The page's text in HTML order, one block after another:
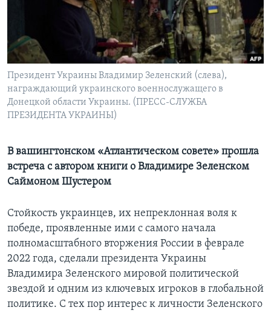
Learning English
СОЦИАЛЬНЫЕ СЕТИ
Языки
Президент Украины Владимир Зеленский (слева),
награждающий украинского военнослужащего в
Донецкой области Украины. (ПРЕСС-СЛУЖБА
ПРЕЗИДЕНТА УКРАИНЫ)
В вашингтонском «Атлантическом совете» прошла
встреча с автором книги о Владимире Зеленском
Саймоном Шустером
Стойкость украинцев, их непреклонная воля к
победе, проявленные ими с самого начала
полномасштабного вторжения России в феврале
2022 года, сделали президента Украины
Владимира Зеленского мировой политической
звездой и одним из ключевых игроков в глобальной
политике. С тех пор интерес к личности Зеленского